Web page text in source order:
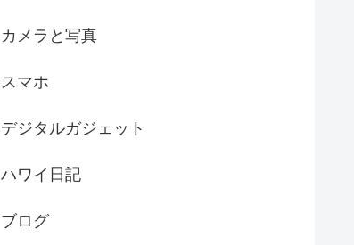
カメラと写真
スマホ
デジタルガジェット
ハワイ日記
ブログ